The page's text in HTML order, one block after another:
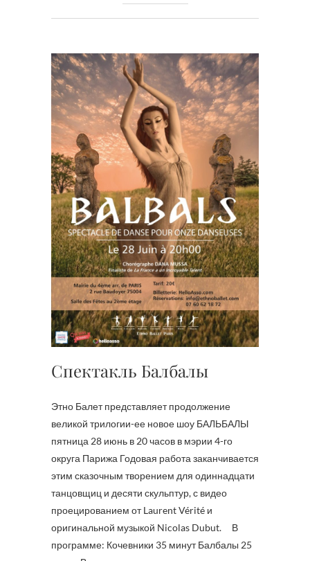
Спектакль Балбалы
Этно Балет представляет продолжение
великой трилогии-ее новое шоу БАЛЬБАЛЫ
пятница 28 июнь в 20 часов в мэрии 4-го
округа Парижа Годовая работа заканчивается
этим сказочным творением для одиннадцати
танцовщиц и десяти скульптур, с видео
проецированием от Laurent Vérité и
оригинальной музыкой Nicolas Dubut. В
программе: Кочевники 35 минут Балбалы 25